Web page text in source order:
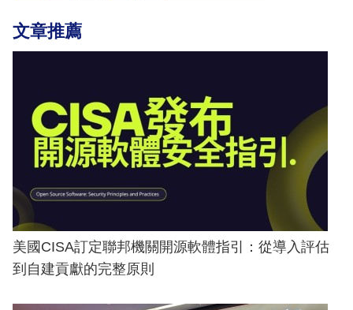
文章推薦
美國CISA訂定聯邦機關開源軟體指引：從導入評估
到自建貢獻的完整原則